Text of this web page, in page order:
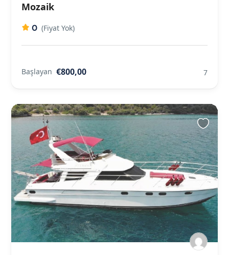
Mozaik
0 (Fiyat Yok)
Başlayan €800,00 7